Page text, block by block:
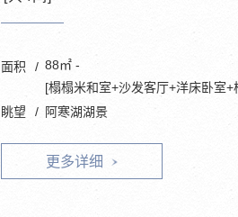
面积
88㎡ -
[榻榻米和室+沙发客厅+洋床卧室
眺望
阿寒湖湖景
更多详细